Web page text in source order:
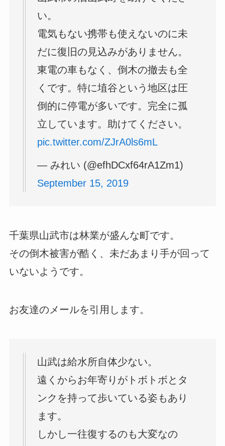
い。
電気もない携帯も使えないのに未
だに復旧の見込みがありません。
東電の車もなく、倒木の撤去も全
くです。特に埴谷という地区は圧
倒的に停電が多いです。完全に孤
立しています。助けてください。
pic.twitter.com/ZJrA0ls6mL
— みれい (@efhDCxf64rA1Zm1)
September 15, 2019
千葉県山武市は林業が盛んな町です。
その倒木被害が酷く、未だあまり手が回って
いないようです。
お友達のメールを引用します。
山武は給水所自体少ない。
遠くからお年寄りがトボトボとタ
ンクを持って歩いている姿もあり
ます。
しかし一往復するのも大変なの